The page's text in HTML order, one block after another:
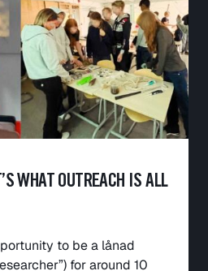
WHAT OUTREACH IS ALL
to be a lånad
for around 10